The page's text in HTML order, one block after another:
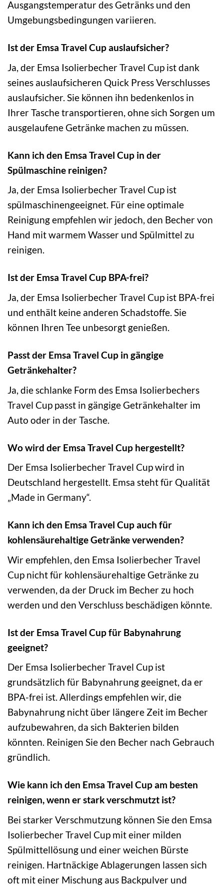
Ausgangstemperatur des Getränks und den
Umgebungsbedingungen variieren.
Ist der Emsa Travel Cup auslaufsicher?
Ja, der Emsa Isolierbecher Travel Cup ist dank
seines auslaufsicheren Quick Press Verschlusses
auslaufsicher. Sie können ihn bedenkenlos in
Ihrer Tasche transportieren, ohne sich Sorgen um
ausgelaufene Getränke machen zu müssen.
Kann ich den Emsa Travel Cup in der
Spülmaschine reinigen?
Ja, der Emsa Isolierbecher Travel Cup ist
spülmaschinengeeignet. Für eine optimale
Reinigung empfehlen wir jedoch, den Becher von
Hand mit warmem Wasser und Spülmittel zu
reinigen.
Ist der Emsa Travel Cup BPA-frei?
Ja, der Emsa Isolierbecher Travel Cup ist BPA-frei
und enthält keine anderen Schadstoffe. Sie
können Ihren Tee unbesorgt genießen.
Passt der Emsa Travel Cup in gängige
Getränkehalter?
Ja, die schlanke Form des Emsa Isolierbechers
Travel Cup passt in gängige Getränkehalter im
Auto oder in der Tasche.
Wo wird der Emsa Travel Cup hergestellt?
Der Emsa Isolierbecher Travel Cup wird in
Deutschland hergestellt. Emsa steht für Qualität
„Made in Germany“.
Kann ich den Emsa Travel Cup auch für
kohlensäurehaltige Getränke verwenden?
Wir empfehlen, den Emsa Isolierbecher Travel
Cup nicht für kohlensäurehaltige Getränke zu
verwenden, da der Druck im Becher zu hoch
werden und den Verschluss beschädigen könnte.
Ist der Emsa Travel Cup für Babynahrung
geeignet?
Der Emsa Isolierbecher Travel Cup ist
grundsätzlich für Babynahrung geeignet, da er
BPA-frei ist. Allerdings empfehlen wir, die
Babynahrung nicht über längere Zeit im Becher
aufzubewahren, da sich Bakterien bilden
könnten. Reinigen Sie den Becher nach Gebrauch
gründlich.
Wie kann ich den Emsa Travel Cup am besten
reinigen, wenn er stark verschmutzt ist?
Bei starker Verschmutzung können Sie den Emsa
Isolierbecher Travel Cup mit einer milden
Spülmittellösung und einer weichen Bürste
reinigen. Hartnäckige Ablagerungen lassen sich
oft mit einer Mischung aus Backpulver und